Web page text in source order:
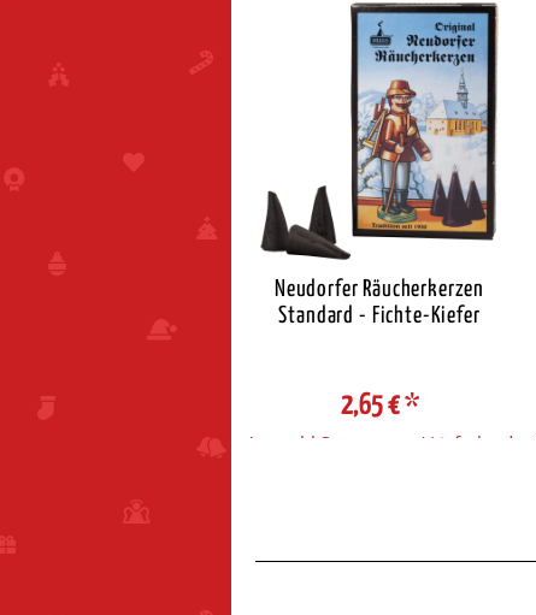
Standard - Zimt
2,65 €
Steuerzone / Lieferland
Neudorfer Räucherkerzen
Standard - Fichte-Kiefer
2,65 €*
Auswahl Steuerzone / Lieferland